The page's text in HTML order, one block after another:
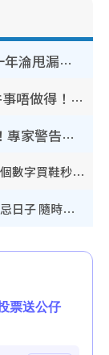
「居屋王」啟德啟悅苑入伙不足一年淪甩漏之王！插頭噴火花致大停電 多戶業主全屋家電報銷
鬼門開2026｜8.13鬼節禁忌 22件事唔做得！燒肉、刺身要少食？半夜勿吹口哨/打呢個電話
行李清潔｜車轆污糟過馬桶58倍！專家警告忌用酒精抹 教1招免污手除菌
New Balance型號密碼大公開！識睇2個數字買鞋秒知功能免中伏 附5大熱門鞋款
剪頭髮都要擇日？司徒法正提醒3大禁忌日子 隨時剪走財運！呢日剪髮恐「剪壽命」？